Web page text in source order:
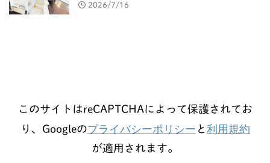
2026/7/16
このサイトはreCAPTCHAによって保護されてお
り、Googleのプライバシーポリシー と 利用規約
が適用されます。